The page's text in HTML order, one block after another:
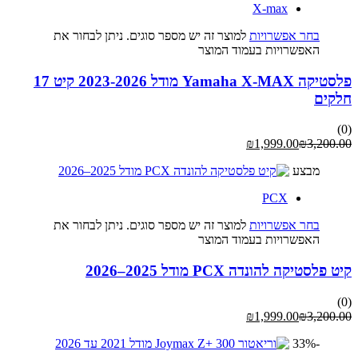
X-max
בחר אפשרויות למוצר זה יש מספר סוגים. ניתן לבחור את
האפשרויות בעמוד המוצר
פלסטיקה Yamaha X-MAX מודל 2023-2026 קיט 17
חלקים
(0)
₪3,200.00
₪1,999.00
מבצע
PCX
בחר אפשרויות למוצר זה יש מספר סוגים. ניתן לבחור את
האפשרויות בעמוד המוצר
קיט פלסטיקה להונדה PCX מודל 2025–2026
(0)
₪3,200.00
₪1,999.00
-33%